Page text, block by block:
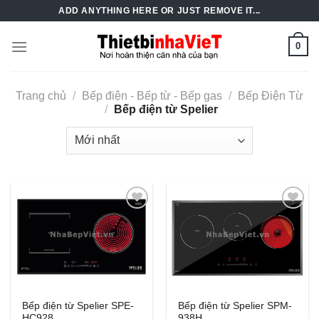
content
ADD ANYTHING HERE OR JUST REMOVE IT...
0
Trang chủ / Bếp điện - Bếp từ - Bếp gas /
Bếp Điện Từ
/
Bếp điện từ Spelier
Add to
Wishlist
Bếp điện từ Spelier SPE-
Add to
Wishlist
Bếp điện từ Spelier SPM-